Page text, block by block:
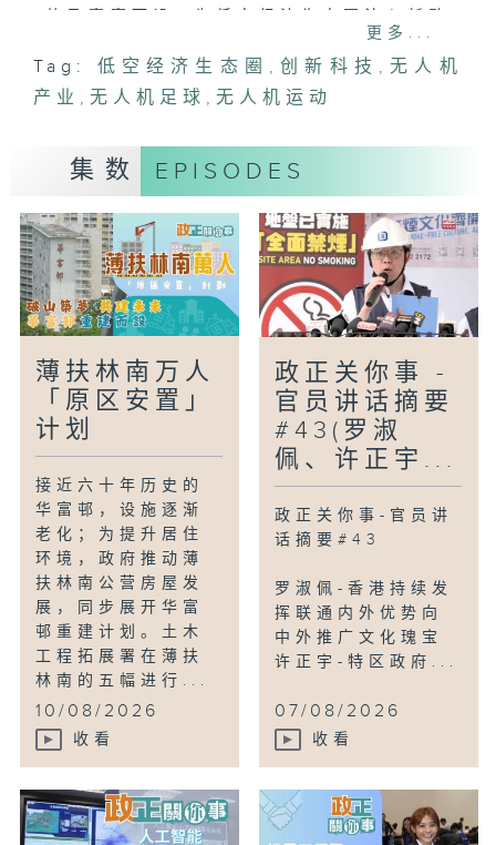
力，展现政府推动创新科技和无人机产业的
坚定决心及长远规划。
解中心内的设施，以及无人机飞手对中心的
看法。
更多...
Tag: 低空经济生态圈 , 创新科技 , 无人机
产业 ,无人机足球 ,无人机运动
集数 EPISODES
薄扶林南万人
「原区安置」
计划
接近六十年历史的
华富邨，设施逐渐
老化；为提升居住
环境，政府推动薄
扶林南公营房屋发
展，同步展开华富
邨重建计划。土木
工程拓展署在薄扶
林南的五幅进行...
10/08/2026
收看
政正关你事 -
官员讲话摘要
#43(罗淑
佩、许正宇...
政正关你事-官员讲
话摘要#43
罗淑佩-香港持续发
挥联通内外优势向
中外推广文化瑰宝
许正宇-特区政府...
07/08/2026
收看